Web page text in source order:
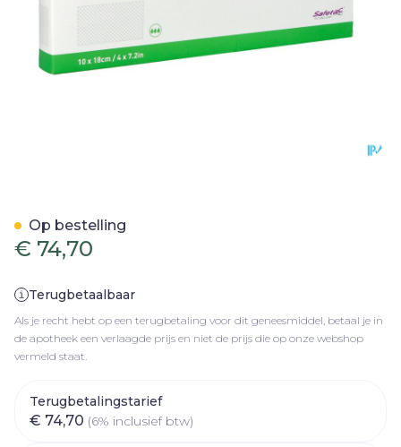
€ 74,70
Terugbetaalbaar
Als je recht hebt op een terugbetaling voor dit geneesmiddel, betaal je in
de apotheek een verlaagde prijs en niet de prijs die op onze webshop
vermeld staat.
Terugbetalingstarief
€ 74,70 (6% inclusief btw)
Op bestelling